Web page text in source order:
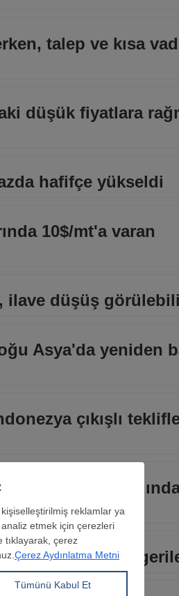
talep ve kısa
düşük fiyatlara
hafifçe yükseldi
10$/mt'a varan
ilave düşüş
Asya'da yeniden
çıkışlı
yatay seyrin
ithal fiyatlar